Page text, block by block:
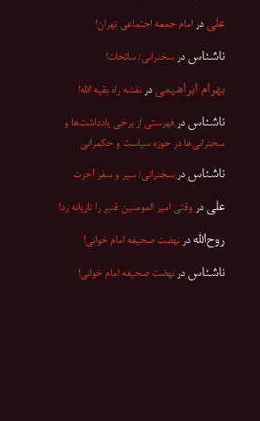
علی در امام جمعه اجتماعی تهران!
ناشناس در سخنرانی/ سائحات!
بهرام ابراهیمی درنقشه راه بقیه الله!
ناشناس در فهرستی از برخی یادداشت‌ها و
سخنرانی‌ها در حوزه سیاست و حکمرانی
ناشناس در سخنرانی/ سیر و سفر آخرت
علی در وقتی امیر المومنین قنبر را تازیانه زد!
روح‌الله درنهضت صحیفه امام خوانی!
ناشناس درنهضت صحیفه امام خوانی!